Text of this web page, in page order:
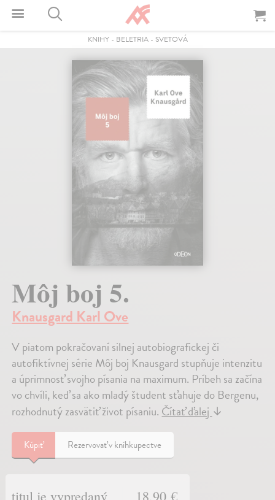
KNIHY- BELETRIA- SVETOVÁ
Môj boj 5.
Knausgard Karl Ove
V piatom pokračovaní silnej autobiografickej či
autofiktívnej série Môj boj Knausgard stupňuje intenzitu
a úprimnosť svojho písania na maximum. Príbeh sa začína
vo chvíli, keď sa ako mladý študent sťahuje do Bergenu,
rozhodnutý zasvätiť život písaniu.Čítať ďalej↓
Kúpiť Rezervovať v kníhkupectve
titul je vypredaný 18,90 €